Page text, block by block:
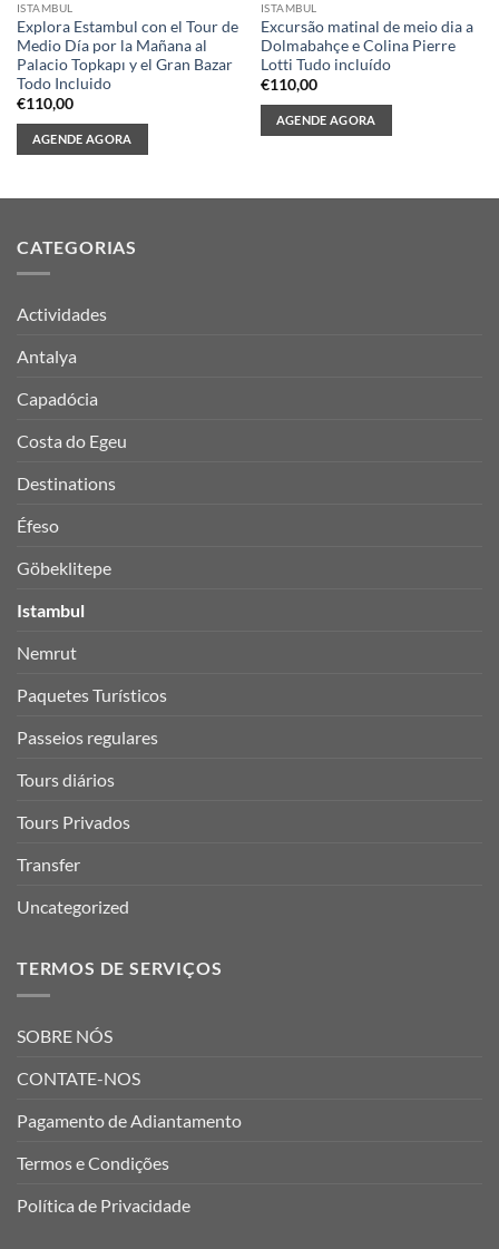
ISTAMBUL
Explora Estambul con el Tour de
Medio Día por la Mañana al
Palacio Topkapı y el Gran Bazar
Todo Incluido
€110,00
AGENDE AGORA
ISTAMBUL
Excursão matinal de meio dia a
Dolmabahçe e Colina Pierre
Lotti Tudo incluído
€110,00
AGENDE AGORA
CATEGORIAS
Actividades
Antalya
Capadócia
Costa do Egeu
Destinations
Éfeso
Göbeklitepe
Istambul
Nemrut
Paquetes Turísticos
Passeios regulares
Tours diários
Tours Privados
Transfer
Uncategorized
TERMOS DE SERVIÇOS
SOBRE NÓS
CONTATE-NOS
Pagamento de Adiantamento
Termos e Condições
Política de Privacidade